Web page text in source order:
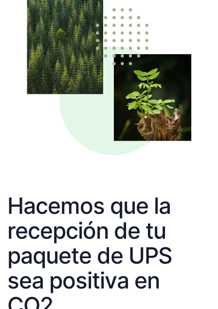
Hacemos que la
recepción de tu
paquete de UPS
sea positiva en